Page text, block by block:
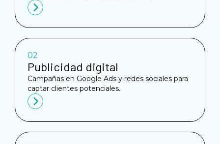
02
Publicidad digital
Campañas en Google Ads y redes sociales para
captar clientes potenciales.